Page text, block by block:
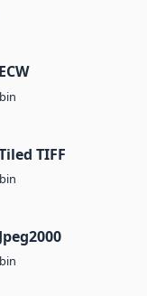
bin
TIFF
bin
bin